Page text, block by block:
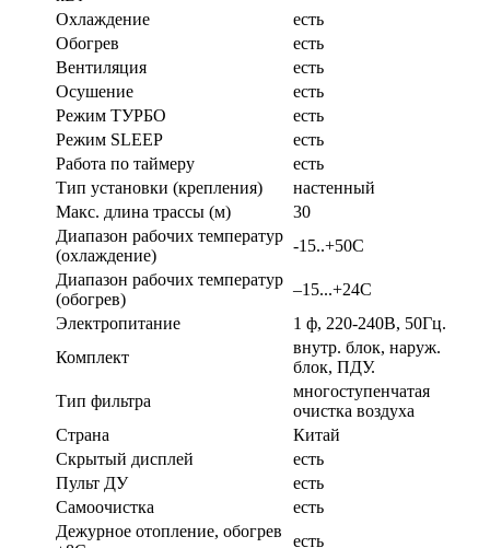
Охлаждение
есть
Обогрев
есть
Вентиляция
есть
Осушение
есть
Режим ТУРБО
есть
Режим SLEEP
есть
Работа по таймеру
есть
Тип установки (крепления)
настенный
Макс. длина трассы (м)
30
Диапазон рабочих температур
(охлаждение)
-15..+50С
Диапазон рабочих температур
(обогрев)
–15...+24С
Электропитание
1 ф, 220-240В, 50Гц.
Комплект
внутр. блок, наруж.
блок, ПДУ.
Тип фильтра
многоступенчатая
очистка воздуха
Страна
Китай
Скрытый дисплей
есть
Пульт ДУ
есть
Самоочистка
есть
Дежурное отопление, обогрев
есть